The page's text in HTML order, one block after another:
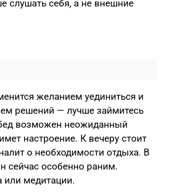
слушать себя, а не внешние
желанием уединиться и
решений — лучше займитесь
возможен неожиданный
настроение. К вечеру стоит
о необходимости отдыха. В
сейчас особенно раним.
или медитации.